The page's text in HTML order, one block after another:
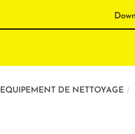
EQUIPEMENT DE NETTOYAGE